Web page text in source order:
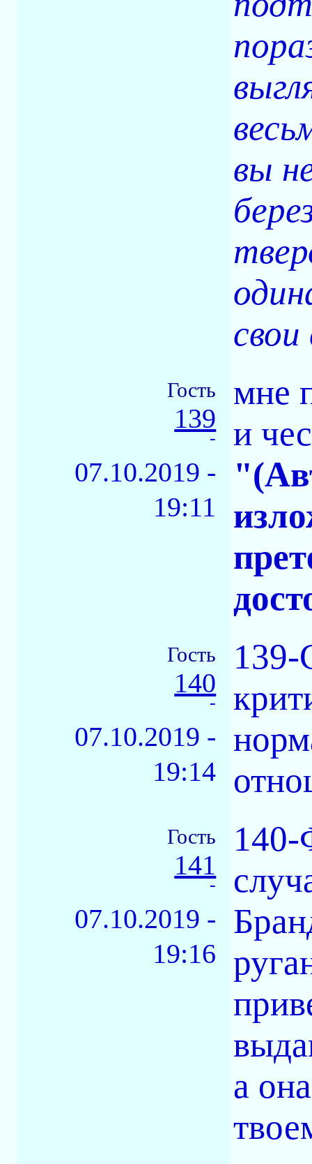
вы
Гость
139
-
07.10.2019 -
19:11
мне
и
Гость
140
-
07.10.2019 -
19:14
139-
Гость
141
-
07.10.2019 -
19:16
а